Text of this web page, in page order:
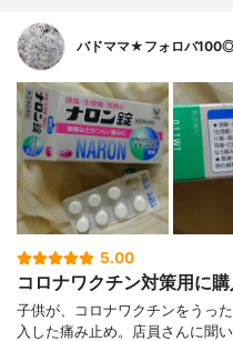
バドママ★フォロバ
5.00
コロナワクチン対策用に購
子供が、コロナワクチンをうっ
入した痛み止め。店員さんに聞